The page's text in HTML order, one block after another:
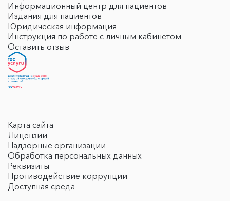
Информационный центр для пациентов
Издания для пациентов
Юридическая информация
Инструкция по работе с личным кабинетом
Оставить отзыв
Карта сайта
Лицензии
Надзорные организации
Обработка персональных данных
Реквизиты
Противодействие коррупции
Доступная среда